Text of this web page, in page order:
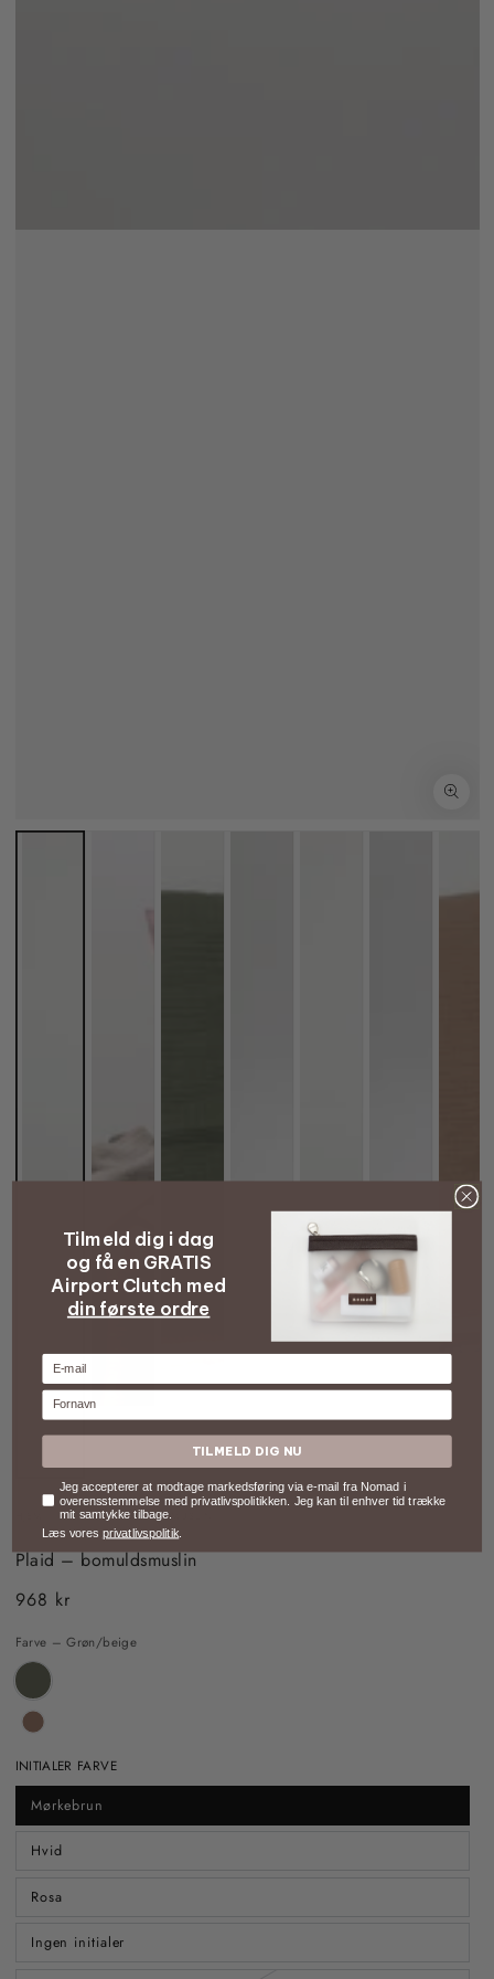
TÆPPET – BOMULDSMUSLIN
Plaid – bomuldsmuslin
Almindelig
968 kr
Farve – Grøn/beige
INITIALER FARVE
Mørkebrun
Hvid
Rosa
Ingen initialer
Tilmeld dig i dag
og få en GRATIS
Airport Clutch med
din første ordre
E-mail
Fornavn
TILMELD DIG NU
Samtykke
Jeg accepterer at modtage markedsføring via e-mail fra Nomad i
overensstemmelse med privatlivspolitikken. Jeg kan til enhver tid trække
mit samtykke tilbage.
Læs vores privatlivspolitik